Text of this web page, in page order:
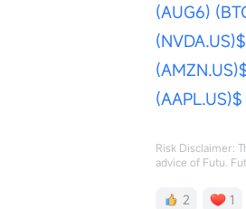
(AUG6)
(NVDA.US)$
(AAPL.US)$
Risk Disclaimer:
advice of Futu.
2 1